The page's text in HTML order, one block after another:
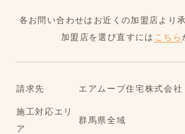
各お問い合わせはお近くの加盟店より
加盟店を選び直すには こちら
請求先 エアムーブ住宅株式会社
施工対応エリ
ア
群馬県全域